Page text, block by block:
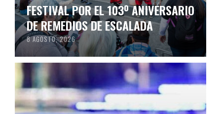
FESTIVAL POR EL 103º ANIVERSARIO
DE REMEDIOS DE ESCALADA
8 AGOSTO, 2026